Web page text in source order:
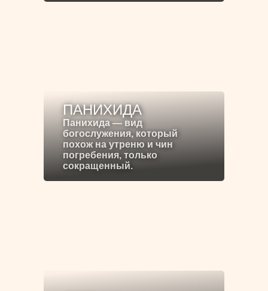
ПАНИХИДА
Панихида — вид
богослужения, который
похож на утреню и чин
погребения, только
сокращенный.